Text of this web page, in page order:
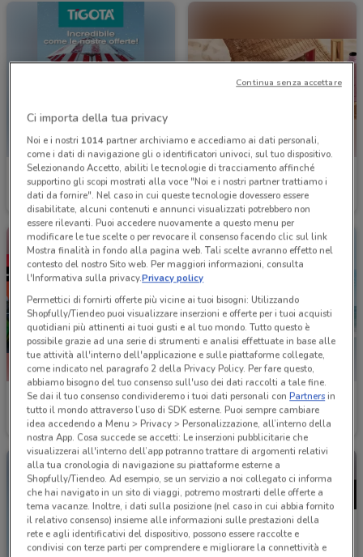
Tigotà
Scade il 31/08 44 m
Wycon
Scade il 31/08
Sephora
Scade il 31/08 271 m
Douglas
Scade il 22/09 369 m
Ci importa della tua privacy
Noi e i nostri 1014partner archiviamo e accediamo ai dati personali,
come i dati di navigazione gli o identificatori univoci, sul tuo dispositivo.
Selezionando Accetto, abiliti le tecnologie di tracciamento affinché
supportino gli scopi mostrati alla voce "Noi e i nostri partner trattiamo i
dati da fornire". Nel caso in cui queste tecnologie dovessero essere
disabilitate, alcuni contenuti e annunci visualizzati potrebbero non
essere rilevanti. Puoi accedere nuovamente a questo menu per
modificare le tue scelte o per revocare il consenso facendo clic sul link
Mostra finalità in fondo alla pagina web. Tali scelte avranno effetto nel
contesto del nostro Sito web. Per maggiori informazioni, consulta
l'Informativa sulla privacy.Privacy policy
Permettici di fornirti offerte più vicine ai tuoi bisogni: Utilizzando
Shopfully/Tiendeo puoi visualizzare inserzioni e offerte per i tuoi acquisti
quotidiani più attinenti ai tuoi gusti e al tuo mondo. Tutto questo è
possibile grazie ad una serie di strumenti e analisi effettuate in base alle
tue attività all'interno dell'applicazione e sulle piattaforme collegate,
come indicato nel paragrafo 2 della Privacy Policy. Per fare questo,
abbiamo bisogno del tuo consenso sull'uso dei dati raccolti a tale fine.
Se dai il tuo consenso condivideremo i tuoi dati personali conPartnersin
tutto il mondo attraverso l’uso di SDK esterne. Puoi sempre cambiare
idea accedendo a Menu > Privacy > Personalizzazione, all’interno della
nostra App. Cosa succede se accetti: Le inserzioni pubblicitarie che
visualizzerai all'interno dell’app potranno trattare di argomenti relativi
alla tua cronologia di navigazione su piattaforme esterne a
Shopfully/Tiendeo. Ad esempio, se un servizio a noi collegato ci informa
che hai navigato in un sito di viaggi, potremo mostrarti delle offerte a
tema vacanze. Inoltre, i dati sulla posizione (nel caso in cui abbia fornito
il relativo consenso) insieme alle informazioni sulle prestazioni della
rete e agli identificativi del dispositivo, possono essere raccolte e
condivisi con terze parti per comprendere e migliorare la connettività e
Continua senza accettare